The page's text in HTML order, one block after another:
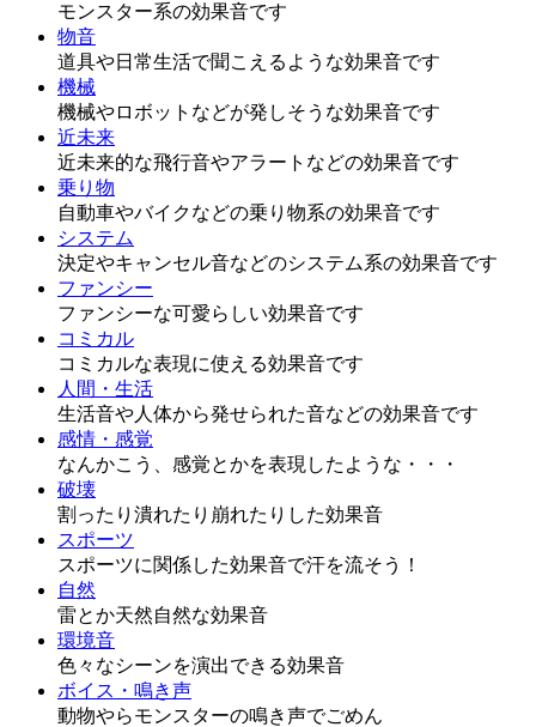
モンスター系の効果音です
物音
道具や日常生活で聞こえるような効果音です
機械
機械やロボットなどが発しそうな効果音です
近未来
近未来的な飛行音やアラートなどの効果音です
乗り物
自動車やバイクなどの乗り物系の効果音です
システム
決定やキャンセル音などのシステム系の効果音です
ファンシー
ファンシーな可愛らしい効果音です
コミカル
コミカルな表現に使える効果音です
人間・生活
生活音や人体から発せられた音などの効果音です
感情・感覚
なんかこう、感覚とかを表現したような・・・
破壊
割ったり潰れたり崩れたりした効果音
スポーツ
スポーツに関係した効果音で汗を流そう！
自然
雷とか天然自然な効果音
環境音
色々なシーンを演出できる効果音
ボイス・鳴き声
動物やらモンスターの鳴き声でごめん